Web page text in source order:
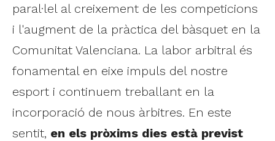
paral·lel al creixement de les competicions
i l'augment de la pràctica del bàsquet en la
Comunitat Valenciana. La labor arbitral és
fonamental en eixe impuls del nostre
esport i continuem treballant en la
incorporació de nous àrbitres. En este
sentit, en els pròxims dies està previst